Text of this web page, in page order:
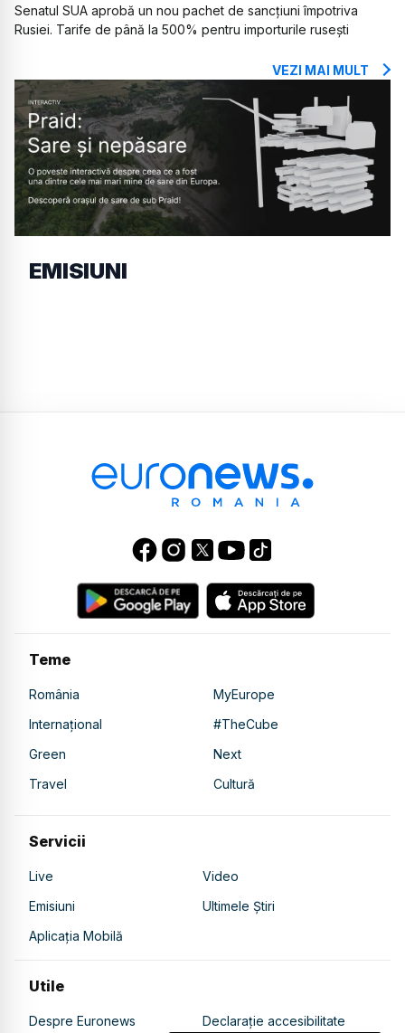
Senatul SUA aprobă un nou pachet de sancțiuni împotriva
Rusiei. Tarife de până la 500% pentru importurile rusești
VEZI MAI MULT
EMISIUNI
Teme
România
MyEurope
Internațional
#TheCube
Green
Next
Travel
Cultură
Servicii
Live
Video
Emisiuni
Ultimele Știri
Aplicația Mobilă
Utile
Despre Euronews Declarație accesibilitate